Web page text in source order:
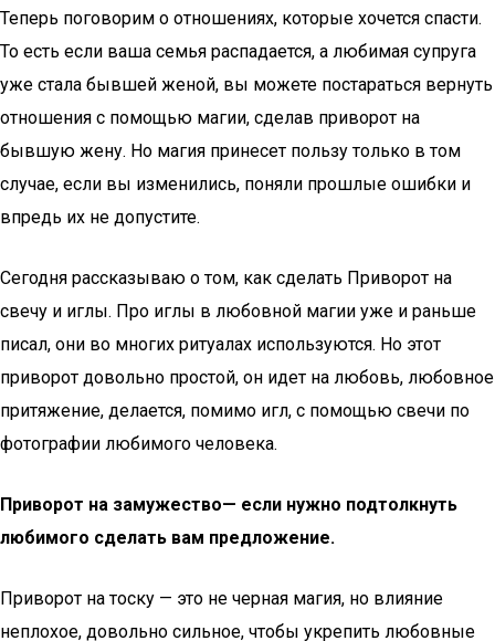
Теперь поговорим о отношениях, которые хочется спасти.
То есть если ваша семья распадается, а любимая супруга
уже стала бывшей женой, вы можете постараться вернуть
отношения с помощью магии, сделав приворот на
бывшую жену. Но магия принесет пользу только в том
случае, если вы изменились, поняли прошлые ошибки и
впредь их не допустите.
Сегодня рассказываю о том, как сделать Приворот на
свечу и иглы. Про иглы в любовной магии уже и раньше
писал, они во многих ритуалах используются. Но этот
приворот довольно простой, он идет на любовь, любовное
притяжение, делается, помимо игл, с помощью свечи по
фотографии любимого человека.
Приворот на замужество— если нужно подтолкнуть
любимого сделать вам предложение.
Приворот на тоску — это не черная магия, но влияние
неплохое, довольно сильное, чтобы укрепить любовные